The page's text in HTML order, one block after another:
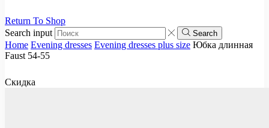
Return To Shop
Search input
Search
Home Evening dresses Evening dresses plus size Юбка длинная
Faust 54-55
Скидка